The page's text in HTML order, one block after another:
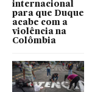
internacional
para que Duque
acabe com a
violência na
Colômbia